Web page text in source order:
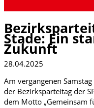
Stade: Ein
Zukunft
28.04.2025
Am vergangenen
der Bezirksparteitag der
dem Motto „Gemeinsam